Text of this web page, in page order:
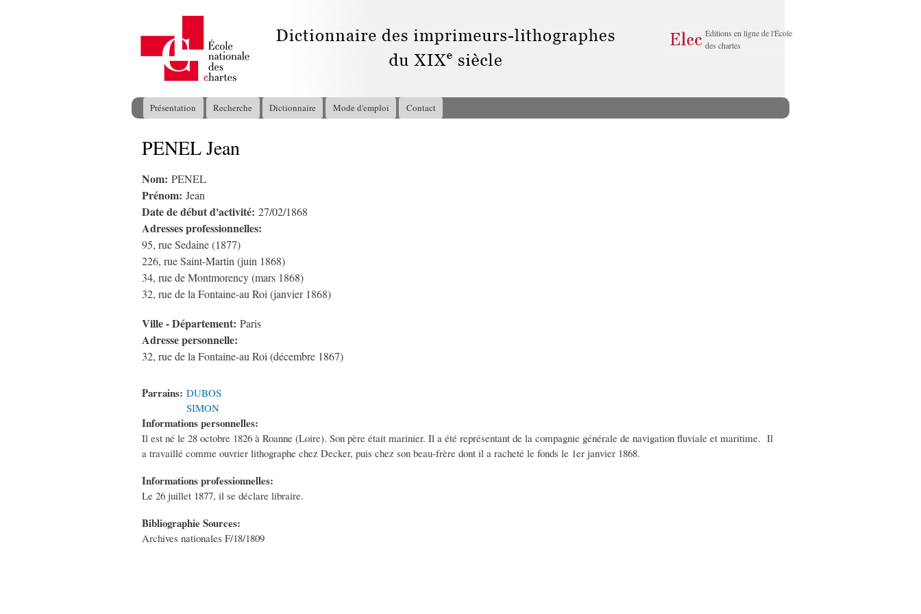
principal
Éditions en ligne de l'École
des chartes
Menu principal
Présentation Recherche Dictionnaire Mode d'emploi Contact
Vous êtes ici
PENEL Jean
Nom: PENEL
Prénom: Jean
Date de début d'activité: 27/02/1868
Adresses professionnelles:
95, rue Sedaine (1877)
226, rue Saint-Martin (juin 1868)
34, rue de Montmorency (mars 1868)
32, rue de la Fontaine-au Roi (janvier 1868)
Ville - Département: Paris
Adresse personnelle:
32, rue de la Fontaine-au Roi (décembre 1867)
Parrains: DUBOS
SIMON
Informations personnelles:
Il est né le 28 octobre 1826 à Roanne (Loire). Son père était marinier. Il a été représentant de la compagnie générale de navigation fluviale et maritime. Il
a travaillé comme ouvrier lithographe chez Decker, puis chez son beau-frère dont il a racheté le fonds le 1er janvier 1868.
Informations professionnelles:
Le 26 juillet 1877, il se déclare libraire.
Bibliographie Sources:
Archives nationales F/18/1809